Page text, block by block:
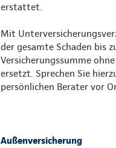
erstattet.
Mit
der gesamte Schaden bis
Versicherungssumme
ersetzt. Sprechen Sie
persönlichen Berater vor
Außenversicherung